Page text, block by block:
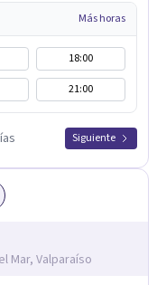
Más horas
18:00
21:00
Siguiente
Mar, Valparaíso